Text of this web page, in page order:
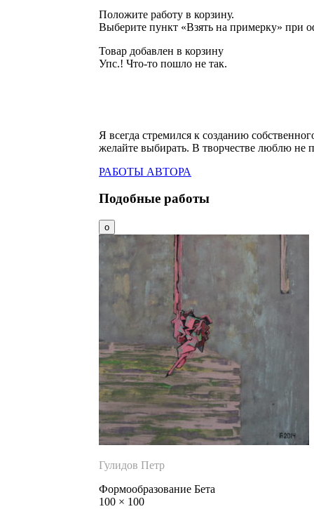
Положите работу в корзину.
Выберите пункт «Взять на примерку» при
Товар добавлен в корзину
Упс.! Что-то пошло не так.
Я всегда стремился к созданию
желайте выбирать. В творчестве люблю не
РАБОТЫ АВТОРА
Подобные работы
Гулидов Петр
Формообразование Бета
100 × 100